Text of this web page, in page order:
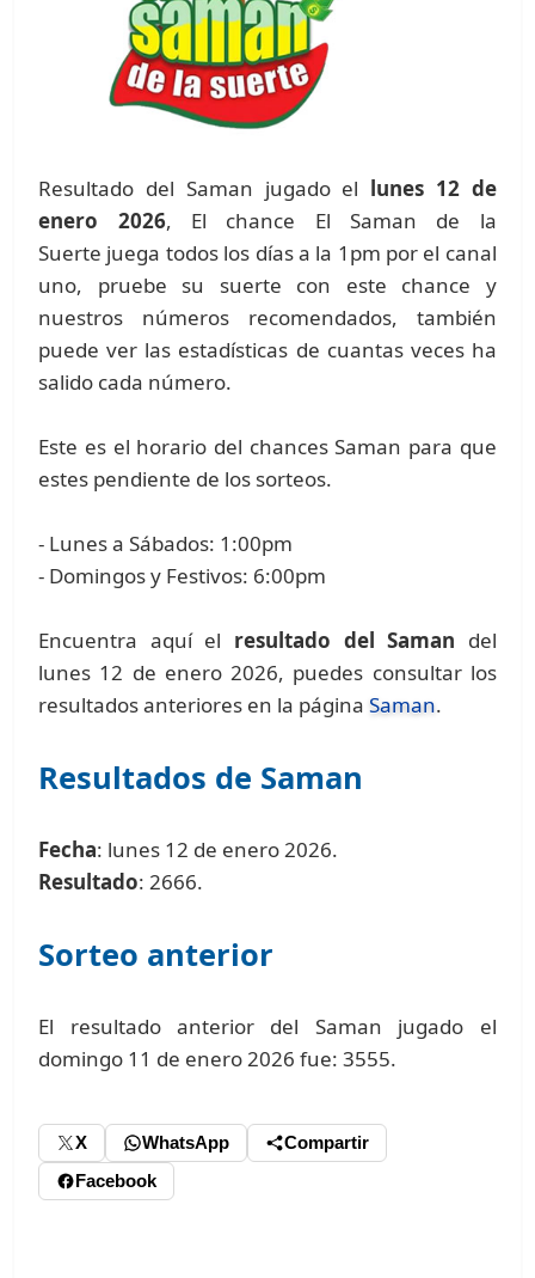
Resultado del Saman jugado el lunes 12 de
enero 2026, El chance El Saman de la
Suerte juega todos los días a la 1pm por el canal
uno, pruebe su suerte con este chance y
nuestros números recomendados, también
puede ver las estadísticas de cuantas veces ha
salido cada número.
Este es el horario del chances Saman para que
estes pendiente de los sorteos.
- Lunes a Sábados: 1:00pm
- Domingos y Festivos: 6:00pm
Encuentra aquí el resultado del Saman del
lunes 12 de enero 2026, puedes consultar los
resultados anteriores en la páginaSaman.
Resultados de Saman
Fecha: lunes 12 de enero 2026.
Resultado: 2666.
Sorteo anterior
El resultado anterior del Saman jugado el
domingo 11 de enero 2026 fue: 3555.
X WhatsApp
Compartir
Facebook